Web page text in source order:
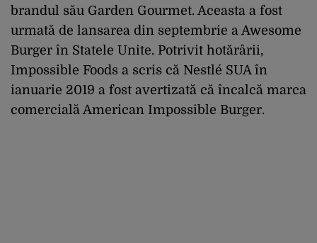
brandul său Garden Gourmet. Aceasta a fost
urmată de lansarea din septembrie a Awesome
Burger în Statele Unite. Potrivit hotărârii,
Impossible Foods a scris că Nestlé SUA în
ianuarie 2019 a fost avertizată că încalcă marca
comercială American Impossible Burger.